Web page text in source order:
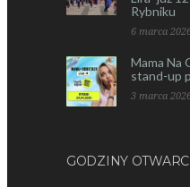
Rybniku
6 marca
Mama Na
stand-up
3 marca
GODZINY